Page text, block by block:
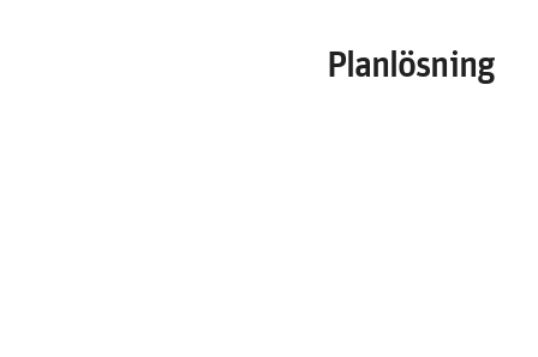
Planlösning